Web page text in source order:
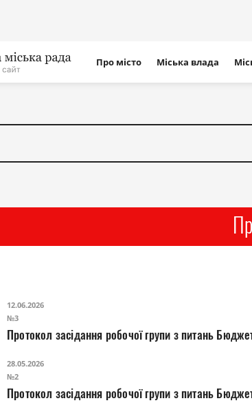
сайту
Про місто Міська влада
12.06.2026
№3
Протокол засідання робочої групи з питань
28.05.2026
№2
Протокол засідання робочої групи з питань